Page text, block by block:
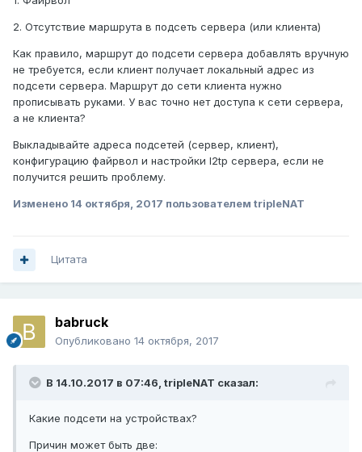
2. Отсутствие маршрута в подсеть сервера (или клиента)
Как правило, маршрут до подсети сервера добавлять вручную
не требуется, если клиент получает локальный адрес из
подсети сервера. Маршрут до сети клиента нужно
прописывать руками. У вас точно нет доступа к сети сервера,
а не клиента?
Выкладывайте адреса подсетей (сервер, клиент),
конфигурацию файрвол и настройки l2tp сервера, если не
получится решить проблему.
Изменено 14 октября, 2017 пользователем tripleNAT
Цитата
babruck
Опубликовано 14 октября, 2017
В 14.10.2017 в 07:46, tripleNAT сказал:
Какие подсети на устройствах?
Причин может быть две: